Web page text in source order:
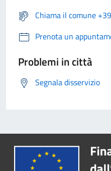
Chiama il comune
Prenota un
Problemi in città
Segnala disservizio